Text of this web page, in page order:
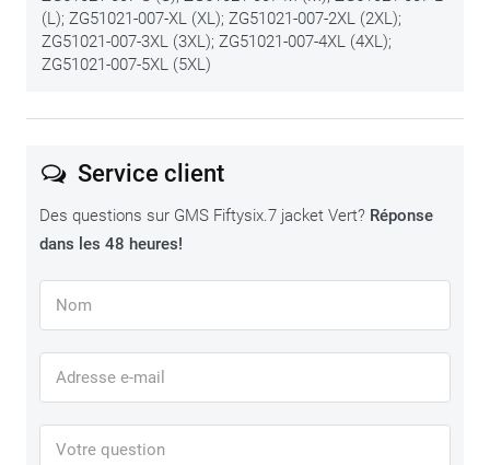
(L); ZG51021-007-XL (XL); ZG51021-007-2XL (2XL);
ZG51021-007-3XL (3XL); ZG51021-007-4XL (4XL);
ZG51021-007-5XL (5XL)
Service client
Des questions sur GMS Fiftysix.7 jacket Vert? Réponse
dans les 48 heures!